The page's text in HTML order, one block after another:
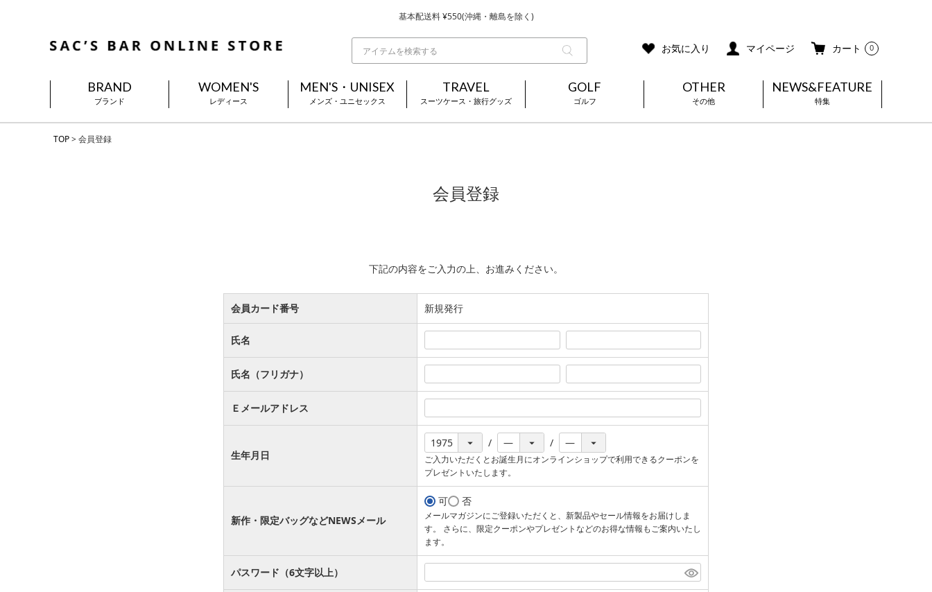
基本配送料 ¥550(沖縄・離島を除く)
お気に入り マイページ カート 0
BRAND
ブランド
WOMEN'S
レディース
MEN'S・UNISEX
メンズ・ユニセックス
TRAVEL
スーツケース・旅行グッズ
GOLF
ゴルフ
OTHER
その他
NEWS&FEATURE
特集
TOP 会員登録
会員登録
下記の内容をご入力の上、お進みください。
会員カード番号 新規発行
氏名
氏名（フリガナ）
Ｅメールアドレス
生年月日
ご入力いただくとお誕生月にオンラインショップで利用できるクーポンを
プレゼントいたします。
新作・限定バッグなどNEWSメール
可 否
メールマガジンにご登録いただくと、新製品やセール情報をお届けしま
す。 さらに、限定クーポンやプレゼントなどのお得な情報もご案内いたし
ます。
パスワード（6文字以上）